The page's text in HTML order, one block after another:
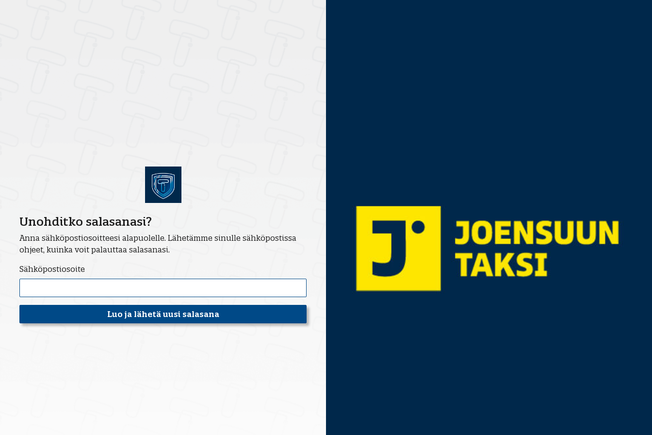
Unohditko salasanasi?
Anna sähköpostiosoitteesi alapuolelle. Lähetämme sinulle sähköpostissa
ohjeet, kuinka voit palauttaa salasanasi.
Sähköpostiosoite
Luo ja lähetä uusi salasana